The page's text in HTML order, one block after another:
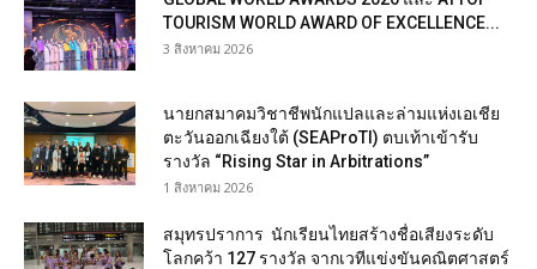
TOURISM WORLD AWARD OF EXCELLENCE...
3 สิงหาคม 2026
นายกสมาคมวิชาชีพนักแปลและล่ามแห่งเอเชีย
ตะวันออกเฉียงใต้ (SEAProTI) ตบเท้าเข้ารับ
รางวัล “Rising Star in Arbitrations”
1 สิงหาคม 2026
สมุทรปราการ นักเรียนไทยสร้างชื่อเสียงระดับ
โลกคว้า 127 รางวัล จากเวทีแข่งขันคณิตศาสตร์